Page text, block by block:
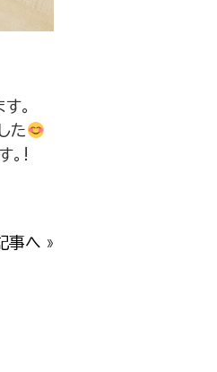
。
た
。!
事へ »